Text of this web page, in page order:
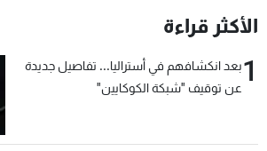
الأكثر قراءة
1بعد انكشافهم في أستراليا... تفاصيل جديدة
عن توقيف "شبكة الكوكايين"
الإنـتـاج
سياسة الخصوصية